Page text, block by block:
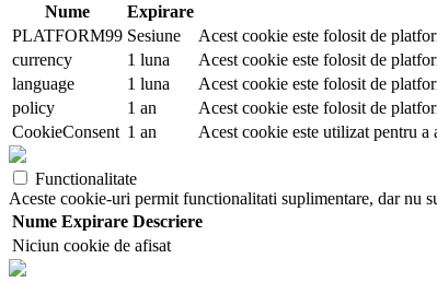
Nume
Expirare
PLATFORM99 Sesiune
Acest cookie este folosit de
currency
1 luna
Acest cookie este folosit de
language
1 luna
Acest cookie este folosit de
policy
1 an
Acest cookie este folosit de
CookieConsent 1 an Acest cookie este utilizat pentru
Functionalitate
Aceste cookie-uri permit functionalitati suplimentare, dar nu
Nume Expirare Descriere
Niciun cookie de afisat